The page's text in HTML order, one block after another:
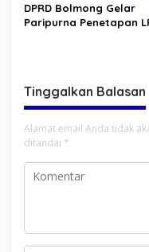
DPRD Bolmong Gelar
Paripurna Penetapan
Tinggalkan Balasan
Alamat email Anda tidak
ditandai *